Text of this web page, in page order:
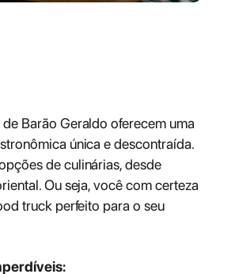
Barão Geraldo oferecem uma
única e descontraída.
de culinárias, desde
Ou seja, você com certeza
truck perfeito para o seu